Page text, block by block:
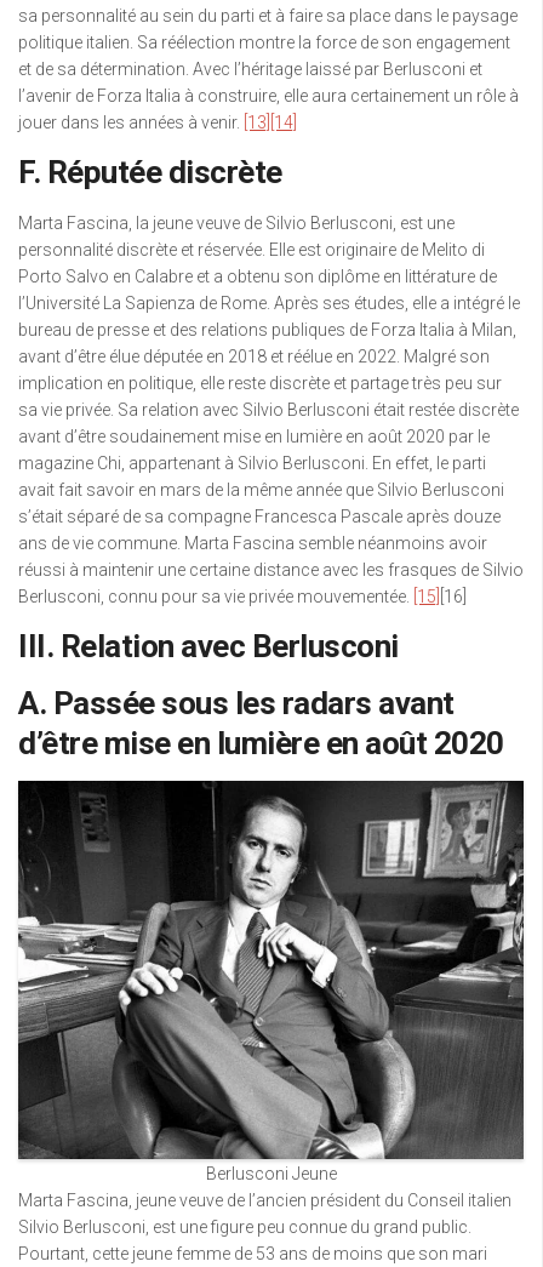
sa personnalité au sein du parti et à faire sa place dans le paysage
politique italien. Sa réélection montre la force de son engagement
et de sa détermination. Avec l’héritage laissé par Berlusconi et
l’avenir de Forza Italia à construire, elle aura certainement un rôle à
jouer dans les années à venir. [13] [14]
F. Réputée discrète
Marta Fascina, la jeune veuve de Silvio Berlusconi, est une
personnalité discrète et réservée. Elle est originaire de Melito di
Porto Salvo en Calabre et a obtenu son diplôme en littérature de
l’Université La Sapienza de Rome. Après ses études, elle a intégré le
bureau de presse et des relations publiques de Forza Italia à Milan,
avant d’être élue députée en 2018 et réélue en 2022. Malgré son
implication en politique, elle reste discrète et partage très peu sur
sa vie privée. Sa relation avec Silvio Berlusconi était restée discrète
avant d’être soudainement mise en lumière en août 2020 par le
magazine Chi, appartenant à Silvio Berlusconi. En effet, le parti
avait fait savoir en mars de la même année que Silvio Berlusconi
s’était séparé de sa compagne Francesca Pascale après douze
ans de vie commune. Marta Fascina semble néanmoins avoir
réussi à maintenir une certaine distance avec les frasques de Silvio
Berlusconi, connu pour sa vie privée mouvementée.
[15] [16]
III. Relation avec Berlusconi
A. Passée sous les radars avant
d’être mise en lumière en août 2020
Berlusconi Jeune
Marta Fascina, jeune veuve de l’ancien président du Conseil italien
Silvio Berlusconi, est une figure peu connue du grand public.
Pourtant, cette jeune femme de 53 ans de moins que son mari